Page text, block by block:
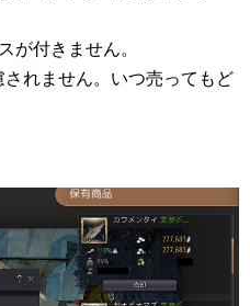
が付きません。
れません。いつ売ってもど